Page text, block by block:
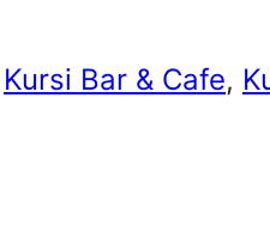
Kursi Bar & Cafe,